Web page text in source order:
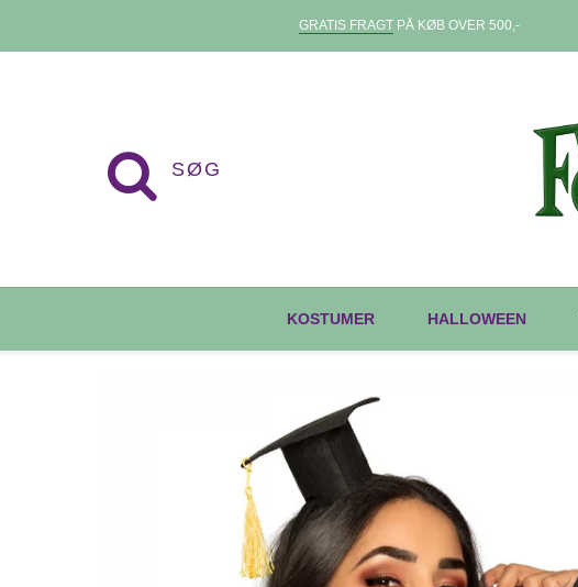
GRATIS FRAGTPÅ KØB OVER 500,-
KOSTUMER HALLOWEEN